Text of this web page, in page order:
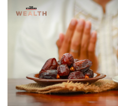
องค์กรขอแสดงความเคารพต่อ
สิทธิในการประกันตัว อันเป็นสิ
เรายึดมั่นเสมอว่าผู้ต้องหาทางก
จนกว่าจะมีการพิสูจน์ได้ด้วยคว
มาตามจรรยาบรรณของผู้พิพาก
จริง